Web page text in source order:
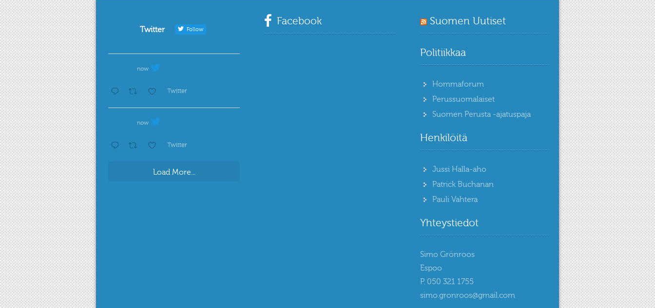
Twitter Follow
now
Twitter
now
Twitter
Load More...
Facebook Suomen Uutiset
Politiikkaa
Hommaforum
Perussuomalaiset
Suomen Perusta -ajatuspaja
Henkilöitä
Jussi Halla-aho
Patrick Buchanan
Pauli Vahtera
Yhteystiedot
Simo Grönroos
Espoo
P. 050 321 1755
simo.gronroos@gmail.com